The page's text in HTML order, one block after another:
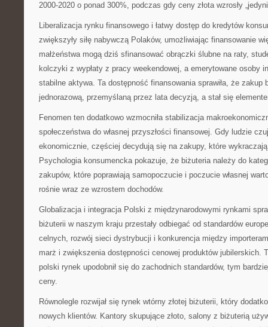
2000-2020 o ponad 300%, podczas gdy ceny złota wzrosły
Liberalizacja rynku finansowego i łatwy dostęp do kredytów
zwiększyły siłę nabywczą Polaków, umożliwiając finansowanie
małżeństwa mogą dziś sfinansować obrączki ślubne na raty,
kolczyki z wypłaty z pracy weekendowej, a emerytowane osoby
stabilne aktywa. Ta dostępność finansowania sprawiła, że zakup
jednorazową, przemyślaną przez lata decyzją, a stał się
Fenomen ten dodatkowo wzmocniła stabilizacja
społeczeństwa do własnej przyszłości finansowej. Gdy ludzie
ekonomicznie, częściej decydują się na zakupy, które
Psychologia konsumencka pokazuje, że biżuteria należy do
zakupów, które poprawiają samopoczucie i poczucie własnej
rośnie wraz ze wzrostem dochodów.
Globalizacja i integracja Polski z międzynarodowymi rynkami
biżuterii w naszym kraju przestały odbiegać od standardów
celnych, rozwój sieci dystrybucji i konkurencja między
marż i zwiększenia dostępności cenowej produktów jubilerskich.
polski rynek upodobnił się do zachodnich standardów, tym
ceny.
Równolegle rozwijał się rynek wtórny złotej biżuterii, który
nowych klientów. Kantory skupujące złoto, salony z biżuterią